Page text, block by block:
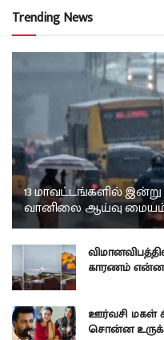
Trending News
13 மாவட்டங்களில்
வானிலை ஆய்வு
காரணம்
ஊர்வசி மகள்
சொன்ன